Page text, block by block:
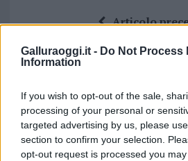
Galluraoggi.it - Do Not Process
Information
If you wish to opt-out of the sale,
processing of your personal or
targeted advertising by us, please
section to confirm your selection.
opt-out request is processed you
ce
b
o
o
k
it
te
r
te
re
st
at
s
A
p
a
re
Articolo
NOTIZIE RECENTI
Incendi, a San Pasquale
l’inaugurazione